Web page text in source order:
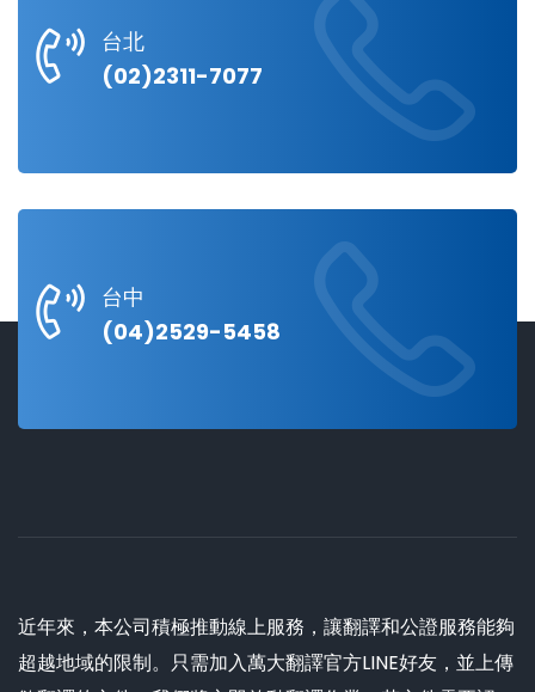
台北
(02)2311-7077
台中
(04)2529-5458
近年來，本公司積極推動線上服務，讓翻譯和公證服務能夠
超越地域的限制。只需加入萬大翻譯官方LINE好友，並上傳